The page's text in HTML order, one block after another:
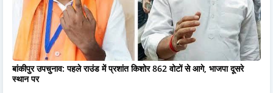
बांकीपुर उपचुनाव: पहले राउंड में प्रशांत किशोर 862 वोटों से आगे, भाजपा दूसरे
स्थान पर